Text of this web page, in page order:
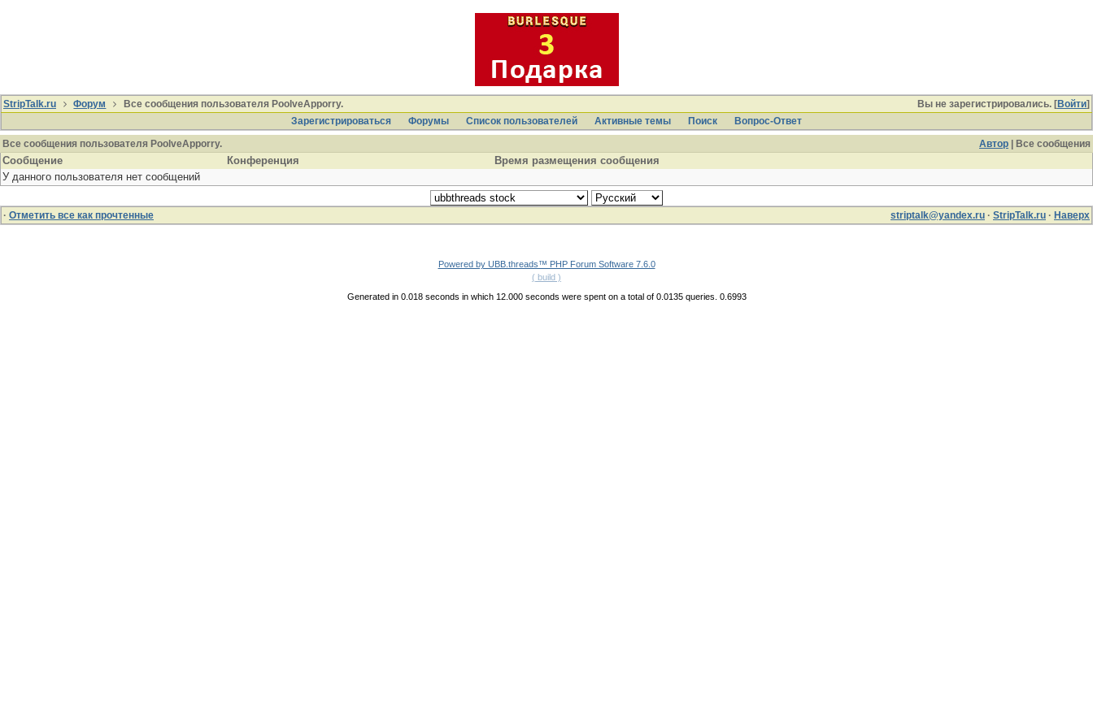
Вы не зарегистрировались. [Войти]
StripTalk.ru Форум
Все сообщения пользователя PoolveApporry.
Зарегистрироваться
Форумы Список пользователей Активные темы Поиcк
Вопрос-Ответ
Автор | Все сообщения
Все сообщения пользователя PoolveApporry.
Сообщение Конференция
Время размещения сообщения
У данного пользователя нет сообщений
· Отметить все как прочтенные striptalk@yandex.ru · StripTalk.ru · Наверх
Powered by UBB.threads™ PHP Forum Software 7.6.0
( build )
Generated in 0.018 seconds in which 12.000 seconds were spent on a total of 0.0135 queries. 0.6993